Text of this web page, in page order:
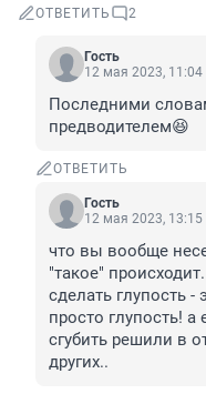
ОТВЕТИТЬ 2
Гость
12 мая 2023, 11:04
Последними
предводителем😆
ОТВЕТИТЬ
Гость
12 мая 2023, 13:15
что вы вообще
"такое"
сделать глупость
просто глупость!
сгубить решили в
других..